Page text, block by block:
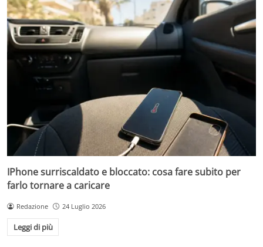
IPhone surriscaldato e bloccato: cosa fare subito per
farlo tornare a caricare
Redazione 24 Luglio 2026
Leggi di più